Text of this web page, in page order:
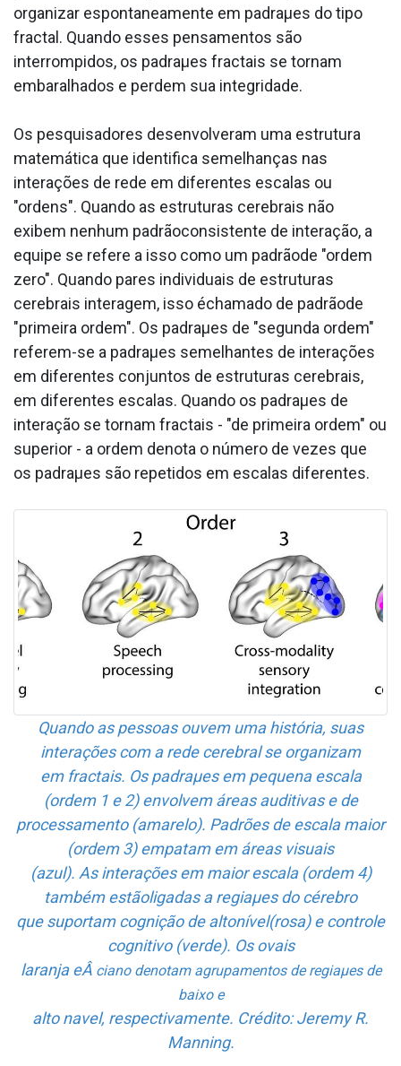
organizar espontaneamente em padraµes do tipo
fractal. Quando esses pensamentos são
interrompidos, os padraµes fractais se tornam
embaralhados e perdem sua integridade.
Os pesquisadores desenvolveram uma estrutura
matemática que identifica semelhanças nas
interações de rede em diferentes escalas ou
"ordens". Quando as estruturas cerebrais não
exibem nenhum padrãoconsistente de interação, a
equipe se refere a isso como um padrãode "ordem
zero". Quando pares individuais de estruturas
cerebrais interagem, isso échamado de padrãode
"primeira ordem". Os padraµes de "segunda ordem"
referem-se a padraµes semelhantes de interações
em diferentes conjuntos de estruturas cerebrais,
em diferentes escalas. Quando os padraµes de
interação se tornam fractais - "de primeira ordem" ou
superior - a ordem denota o número de vezes que
os padraµes são repetidos em escalas diferentes.
Quando as pessoas ouvem uma história, suas
interações com a rede cerebral se organizam
em fractais. Os padraµes em pequena escala
(ordem 1 e 2) envolvem áreas auditivas e de
processamento (amarelo). Padrões de escala maior
(ordem 3) empatam em áreas visuais
(azul). As interações em maior escala (ordem 4)
também estãoligadas a regiaµes do cérebro
que suportam cognição de altonível(rosa) e controle
cognitivo (verde). Os ovais
laranja eÂ ciano denotam agrupamentos de regiaµes de
baixo e
alto na­vel, respectivamente. Crédito: Jeremy R.
Manning.